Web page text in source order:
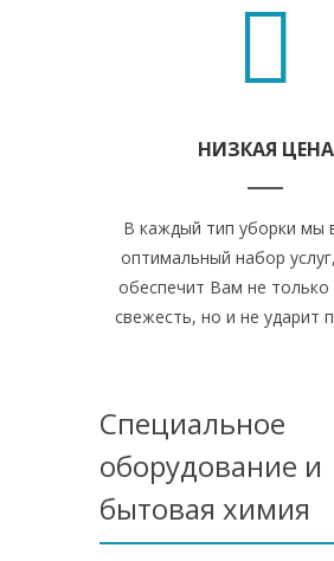
НИЗКАЯ ЦЕНА
В каждый тип уборки мы
оптимальный набор
обеспечит Вам не только
свежесть, но и не ударит
Специальное
оборудование и
бытовая химия